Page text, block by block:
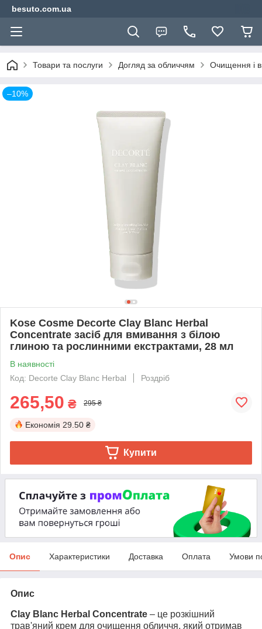
besuto.com.ua
Товари та послуги Догляд за обличчям Очищення і
–10%
Kose Cosme Decorte Clay Blanc Herbal
Concentrate засіб для вмивання з білою
глиною та рослинними екстрактами, 28 мл
В наявності
Код: Decorte Clay Blanc Herbal
Роздріб
265,50 ₴ 295 ₴
Економія 29.50 ₴
Купити
Опис Характеристики Доставка Оплата Умови
Опис
Clay Blanc Herbal Concentrate – це розкішний
трав'яний крем для очищення обличчя, який отримав